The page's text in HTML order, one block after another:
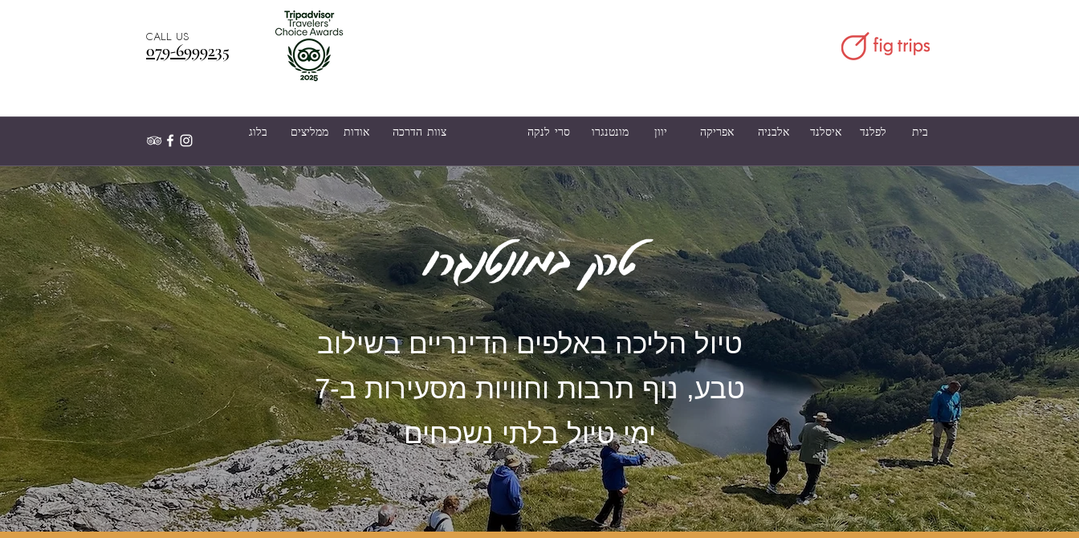
CALL US
079-6999235
טרק במונטנגרו
טיול הליכה באלפים הדינריים בשילוב
טבע, נוף תרבות וחוויות מסעירות ב-7
ימי טיול בלתי נשכחים
ממליצים בלוג אודות צוות הדרכה סרי לנקה מונטנגרו יוון אפריקה אלבניה איסלנד לפלנד בית